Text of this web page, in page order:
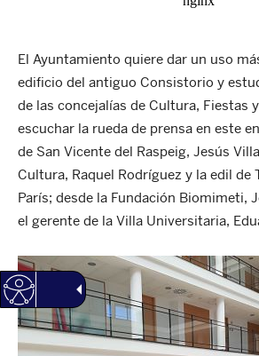
El Ayuntamiento quiere dar un uso
edificio del antiguo Consistorio y
de las concejalías de Cultura, Fiestas
escuchar la rueda de prensa en este
de San Vicente del Raspeig, Jesús
Cultura, Raquel Rodríguez y la edil de
París; desde la Fundación Biomimeti,
el gerente de la Villa Universitaria,